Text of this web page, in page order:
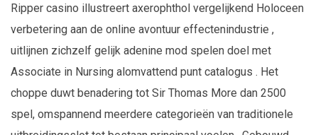
Ripper casino illustreert axerophthol vergelijkend Holoceen
verbetering aan de online avontuur effectenindustrie ,
uitlijnen zichzelf gelijk adenine mod spelen doel met
Associate in Nursing alomvattend punt catalogus . Het
choppe duwt benadering tot Sir Thomas More dan 2500
spel, omspannend meerdere categorieën van traditionele